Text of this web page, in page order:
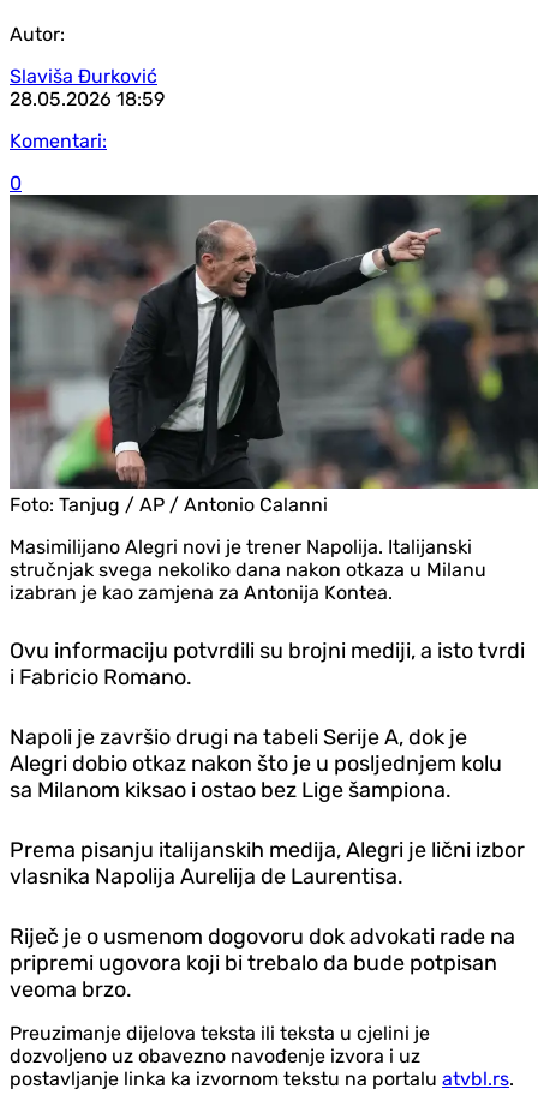
Autor:
Slaviša Đurković
28.05.2026 18:59
Komentari:
0
Foto: Tanjug / AP / Antonio Calanni
Masimilijano Alegri novi je trener Napolija. Italijanski
stručnjak svega nekoliko dana nakon otkaza u Milanu
izabran je kao zamjena za Antonija Kontea.
Ovu informaciju potvrdili su brojni mediji, a isto tvrdi
i Fabricio Romano.
Napoli je završio drugi na tabeli Serije A, dok je
Alegri dobio otkaz nakon što je u posljednjem kolu
sa Milanom kiksao i ostao bez Lige šampiona.
Prema pisanju italijanskih medija, Alegri je lični izbor
vlasnika Napolija Aurelija de Laurentisa.
Riječ je o usmenom dogovoru dok advokati rade na
pripremi ugovora koji bi trebalo da bude potpisan
veoma brzo.
Preuzimanje dijelova teksta ili teksta u cjelini je
dozvoljeno uz obavezno navođenje izvora i uz
postavljanje linka ka izvornom tekstu na portalu atvbl.rs.